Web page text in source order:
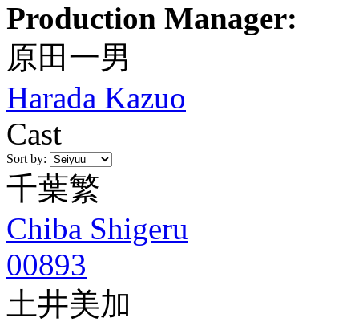
Production Manager:
原田一男
Harada Kazuo
Cast
Sort by:
千葉繁
Chiba Shigeru
00893
土井美加